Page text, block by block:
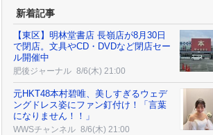
新着記事
【東区】明林堂書店 長嶺店が8月30日
で閉店。文具やCD・DVDなど閉店セー
ル開催中
肥後ジャーナル 8/6(木) 21:00
元HKT48本村碧唯、美しすぎるウェデ
ングドレス姿にファン釘付け！「言葉
になりません！！」
WWSチャンネル 8/6(木) 21:00